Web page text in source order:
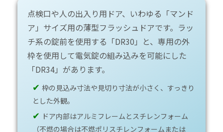
点検口や人の出入り用ドア、いわゆる「マンド
ア」サイズ用の薄型フラッシュドアです。ラッ
チ系の錠前を使用する「DR30」と、専用の外
枠を使用して電気錠の組み込みを可能にした
「DR34」があります。
✔ 枠の見込み寸法や見切り寸法が小さく、すっきり
とした外観。
✔ ドア内部はアルミフレームとスチレンフォーム
（不燃の場合は不燃ポリスチレンフォームまたは